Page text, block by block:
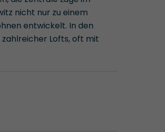
nicht nur zu einem
entwickelt. In den
Lofts, oft mit